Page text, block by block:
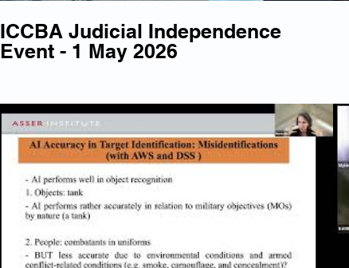
ICCBA Judicial Independence
Event - 1 May 2026
Lire la vidéo